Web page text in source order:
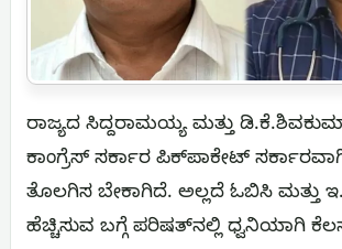
ರಾಜ್ಯದ ಸಿದ್ದರಾಮಯ್ಯ ಮತ್ತು
ಕಾಂಗ್ರೆಸ್ ಸರ್ಕಾರ ಪಿಕ್‌ಪಾಕೇಟ್
ತೊಲಗಿಸ ಬೇಕಾಗಿದೆ. ಅಲ್ಲದೆ ಓಬಿಸಿ ಮತ್ತು
ಹೆಚ್ಚಿಸುವ ಬಗ್ಗೆ ಪರಿಷತ್‌ನಲ್ಲಿ ಧ್ವನಿಯಾಗಿ